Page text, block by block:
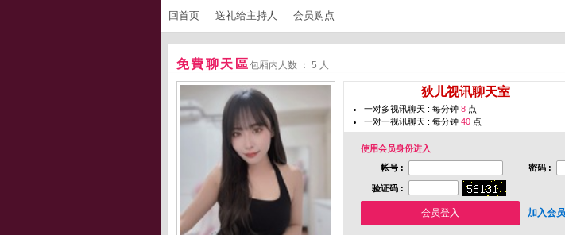
回首页 送礼给主持人 会员购点
免費聊天區包厢内人数 ： 5 人
狄儿视讯聊天室
一对多视讯聊天 : 每分钟 8 点
一对一视讯聊天 : 每分钟 40 点
使用会员身份进入
帐号 :
密码 :
验证码 :
加入会员